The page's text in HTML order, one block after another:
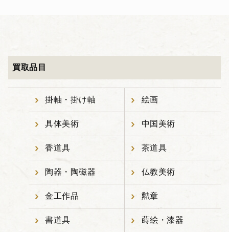
買取品目
掛軸・掛け軸 絵画
具体美術 中国美術
香道具 茶道具
陶器・陶磁器 仏教美術
金工作品 勲章
書道具 蒔絵・漆器